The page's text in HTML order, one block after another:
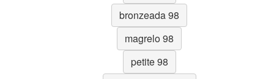
bronzeada 98
magrelo 98
petite 98